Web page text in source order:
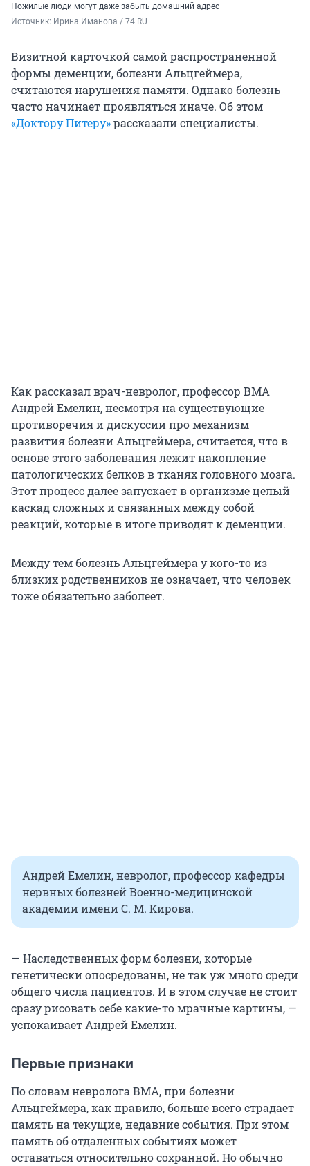
Пожилые люди могут даже забыть домашний адрес
Источник: Ирина Иманова / 74.RU
Визитной карточкой самой распространенной
формы деменции, болезни Альцгеймера,
считаются нарушения памяти. Однако болезнь
часто начинает проявляться иначе. Об этом
«Доктору Питеру»рассказали специалисты.
Как рассказал врач-невролог, профессор ВМА
Андрей Емелин, несмотря на существующие
противоречия и дискуссии про механизм
развития болезни Альцгеймера, считается, что в
основе этого заболевания лежит накопление
патологических белков в тканях головного мозга.
Этот процесс далее запускает в организме целый
каскад сложных и связанных между собой
реакций, которые в итоге приводят к деменции.
Между тем болезнь Альцгеймера у кого-то из
близких родственников не означает, что человек
тоже обязательно заболеет.
Андрей Емелин, невролог, профессор кафедры
нервных болезней Военно-медицинской
академии имени С. М. Кирова.
— Наследственных форм болезни, которые
генетически опосредованы, не так уж много среди
общего числа пациентов. И в этом случае не стоит
сразу рисовать себе какие-то мрачные картины, —
успокаивает Андрей Емелин.
Первые признаки
По словам невролога ВМА, при болезни
Альцгеймера, как правило, больше всего страдает
память на текущие, недавние события. При этом
память об отдаленных событиях может
оставаться относительно сохранной. Но обычно